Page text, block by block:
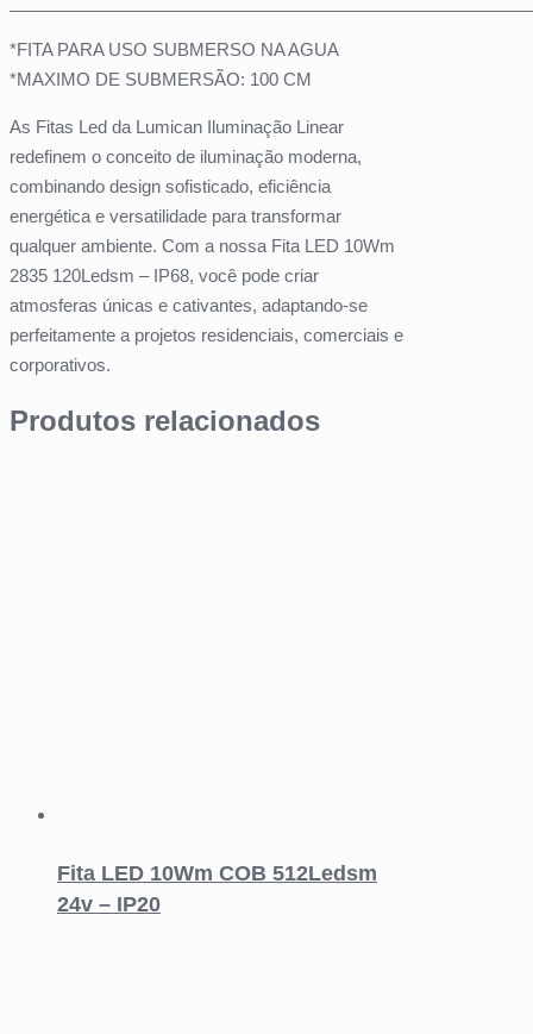
*FITA PARA USO SUBMERSO NA AGUA
*MAXIMO DE SUBMERSÃO: 100 CM
As Fitas Led da Lumican Iluminação Linear
redefinem o conceito de iluminação moderna,
combinando design sofisticado, eficiência
energética e versatilidade para transformar
qualquer ambiente. Com a nossa Fita LED 10Wm
2835 120Ledsm – IP68, você pode criar
atmosferas únicas e cativantes, adaptando-se
perfeitamente a projetos residenciais, comerciais e
corporativos.
Produtos relacionados
Fita LED 10Wm COB 512Ledsm
24v – IP20